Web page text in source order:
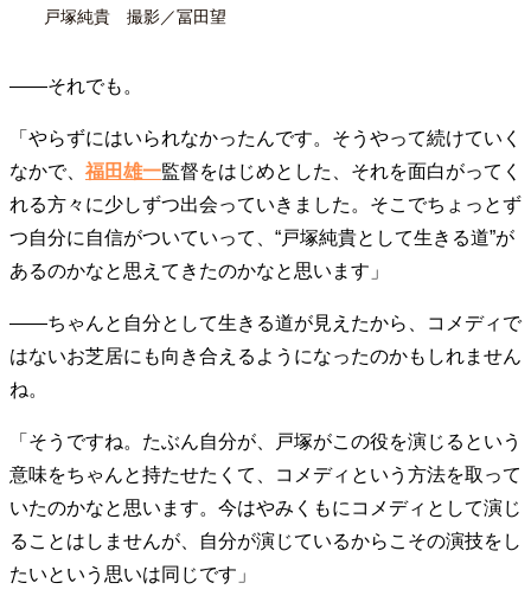
戸塚純貴 撮影／冨田望
――それでも。
「やらずにはいられなかったんです。そうやって続けていく
なかで、 福田雄一監督をはじめとした、それを面白がってく
れる方々に少しずつ出会っていきました。そこでちょっとず
つ自分に自信がついていって、“戸塚純貴として生きる道”が
あるのかなと思えてきたのかなと思います」
――ちゃんと自分として生きる道が見えたから、コメディで
はないお芝居にも向き合えるようになったのかもしれません
ね。
「そうですね。たぶん自分が、戸塚がこの役を演じるという
意味をちゃんと持たせたくて、コメディという方法を取って
いたのかなと思います。今はやみくもにコメディとして演じ
ることはしませんが、自分が演じているからこその演技をし
たいという思いは同じです」